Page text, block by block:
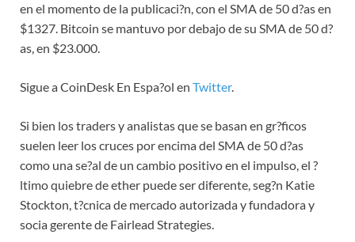
en el momento de la publicaci?n, con el SMA de 50 d?as en
$1327. Bitcoin se mantuvo por debajo de su SMA de 50 d?
as, en $23.000.
Sigue a CoinDesk En Espa?ol en Twitter.
Si bien los traders y analistas que se basan en gr?ficos
suelen leer los cruces por encima del SMA de 50 d?as
como una se?al de un cambio positivo en el impulso, el ?
ltimo quiebre de ether puede ser diferente, seg?n Katie
Stockton, t?cnica de mercado autorizada y fundadora y
socia gerente de Fairlead Strategies.